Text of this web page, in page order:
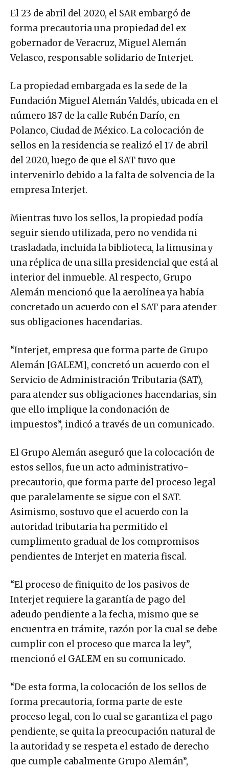
El 23 de abril del 2020, el SAR embargó de
forma precautoria una propiedad del ex
gobernador de Veracruz, Miguel Alemán
Velasco, responsable solidario de Interjet.
La propiedad embargada es la sede de la
Fundación Miguel Alemán Valdés, ubicada en el
número 187 de la calle Rubén Darío, en
Polanco, Ciudad de México. La colocación de
sellos en la residencia se realizó el 17 de abril
del 2020, luego de que el SAT tuvo que
intervenirlo debido a la falta de solvencia de la
empresa Interjet.
Mientras tuvo los sellos, la propiedad podía
seguir siendo utilizada, pero no vendida ni
trasladada, incluida la biblioteca, la limusina y
una réplica de una silla presidencial que está al
interior del inmueble. Al respecto, Grupo
Alemán mencionó que la aerolínea ya había
concretado un acuerdo con el SAT para atender
sus obligaciones hacendarias.
“Interjet, empresa que forma parte de Grupo
Alemán [GALEM], concretó un acuerdo con el
Servicio de Administración Tributaria (SAT),
para atender sus obligaciones hacendarias, sin
que ello implique la condonación de
impuestos”, indicó a través de un comunicado.
El Grupo Alemán aseguró que la colocación de
estos sellos, fue un acto administrativo-
precautorio, que forma parte del proceso legal
que paralelamente se sigue con el SAT.
Asimismo, sostuvo que el acuerdo con la
autoridad tributaria ha permitido el
cumplimento gradual de los compromisos
pendientes de Interjet en materia fiscal.
“El proceso de finiquito de los pasivos de
Interjet requiere la garantía de pago del
adeudo pendiente a la fecha, mismo que se
encuentra en trámite, razón por la cual se debe
cumplir con el proceso que marca la ley”,
mencionó el GALEM en su comunicado.
“De esta forma, la colocación de los sellos de
forma precautoria, forma parte de este
proceso legal, con lo cual se garantiza el pago
pendiente, se quita la preocupación natural de
la autoridad y se respeta el estado de derecho
que cumple cabalmente Grupo Alemán”,